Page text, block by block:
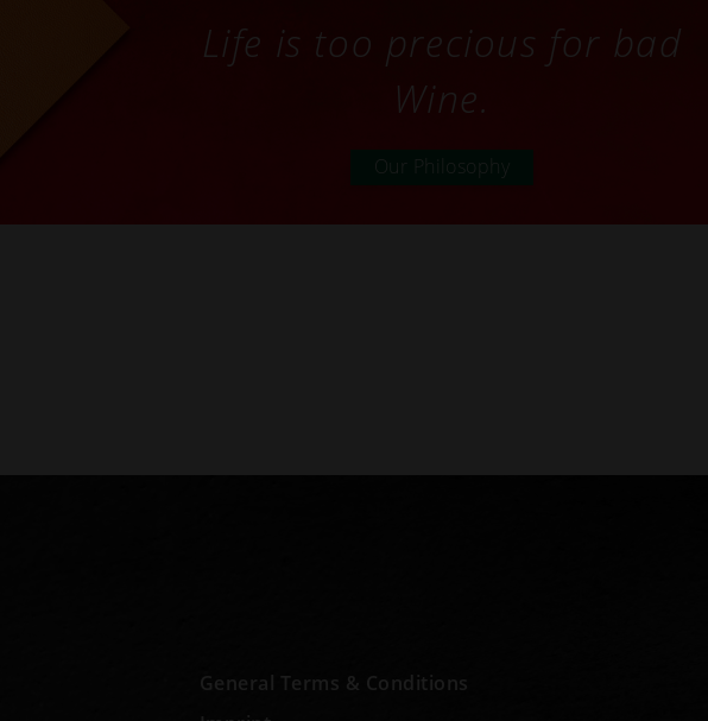
Life is too precious for bad
Wine.
Our Philosophy
General Terms & Conditions